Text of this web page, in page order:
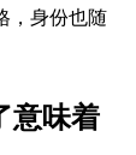
，身份也随
意味着